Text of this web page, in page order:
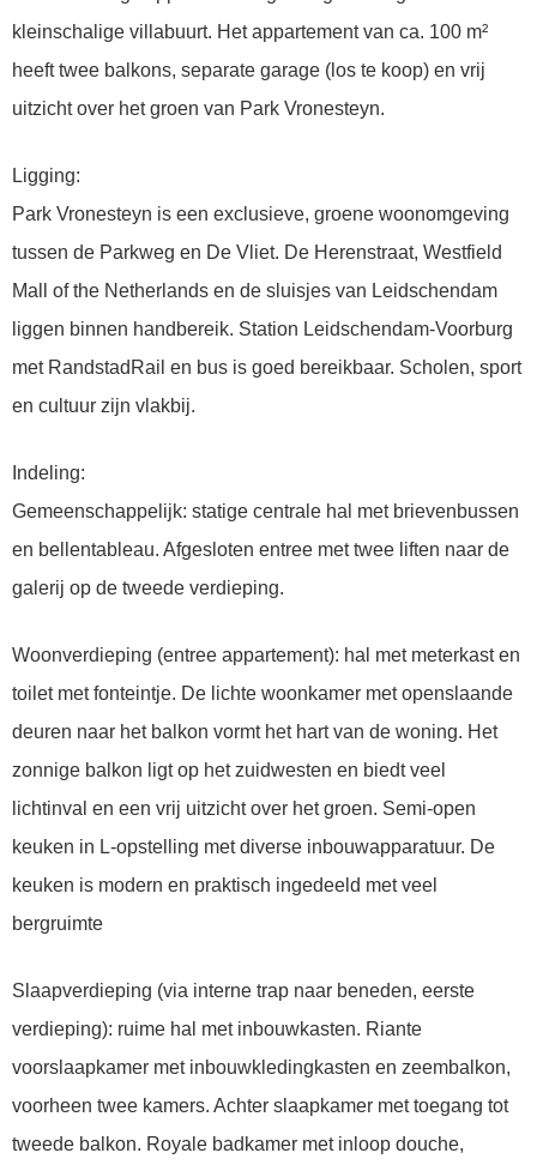
kleinschalige villabuurt. Het appartement van ca. 100 m²
heeft twee balkons, separate garage (los te koop) en vrij
uitzicht over het groen van Park Vronesteyn.
Ligging:
Park Vronesteyn is een exclusieve, groene woonomgeving
tussen de Parkweg en De Vliet. De Herenstraat, Westfield
Mall of the Netherlands en de sluisjes van Leidschendam
liggen binnen handbereik. Station Leidschendam-Voorburg
met RandstadRail en bus is goed bereikbaar. Scholen, sport
en cultuur zijn vlakbij.
Indeling:
Gemeenschappelijk: statige centrale hal met brievenbussen
en bellentableau. Afgesloten entree met twee liften naar de
galerij op de tweede verdieping.
Woonverdieping (entree appartement): hal met meterkast en
toilet met fonteintje. De lichte woonkamer met openslaande
deuren naar het balkon vormt het hart van de woning. Het
zonnige balkon ligt op het zuidwesten en biedt veel
lichtinval en een vrij uitzicht over het groen. Semi-open
keuken in L-opstelling met diverse inbouwapparatuur. De
keuken is modern en praktisch ingedeeld met veel
bergruimte
Slaapverdieping (via interne trap naar beneden, eerste
verdieping): ruime hal met inbouwkasten. Riante
voorslaapkamer met inbouwkledingkasten en zeembalkon,
voorheen twee kamers. Achter slaapkamer met toegang tot
tweede balkon. Royale badkamer met inloop douche,